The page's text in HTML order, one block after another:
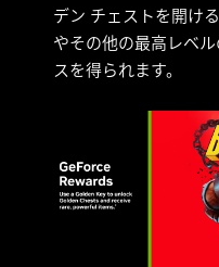
デン チェストを開け
やその他の最高レベ
スを得られます。